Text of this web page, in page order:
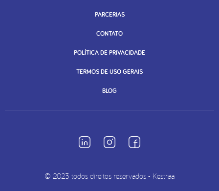
PARCERIAS
CONTATO
POLÍTICA DE PRIVACIDADE
TERMOS DE USO GERAIS
BLOG
© 2023 todos direitos reservados - Kestraa